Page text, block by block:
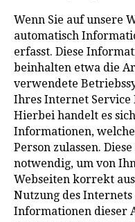
Wenn Sie auf unsere
automatisch
erfasst. Diese
beinhalten etwa die
verwendete
Ihres Internet Service
Hierbei handelt es
Informationen,
Person zulassen.
notwendig, um von
Webseiten korrekt
Nutzung des
Informationen dieser